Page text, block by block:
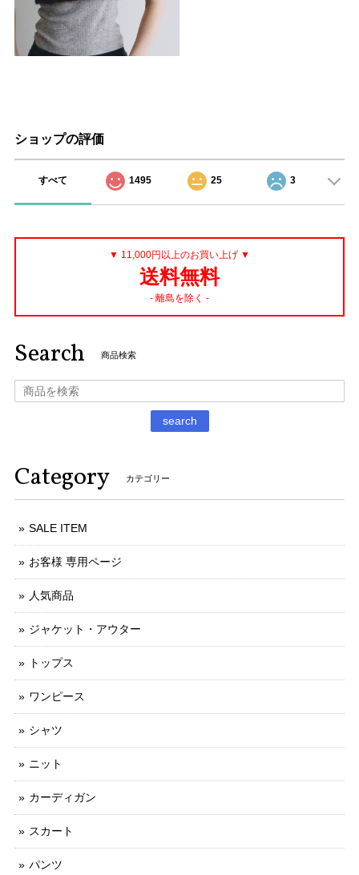
ショップの評価
すべて 1495 25 3
▼ 11,000円以上のお買い上げ ▼
送料無料
- 離島を除く -
Search 商品検索
search
Category カテゴリー
SALE ITEM
お客様 専用ページ
人気商品
ジャケット・アウター
トップス
ワンピース
シャツ
ニット
カーディガン
スカート
パンツ